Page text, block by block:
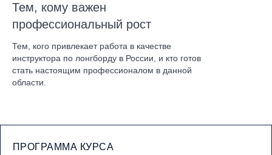
Тем, кому важен
профессиональный рост
Тем, кого привлекает работа в качестве
инструктора по лонгборду в России, и кто готов
стать настоящим профессионалом в данной
области.
ПРОГРАММА КУРСА